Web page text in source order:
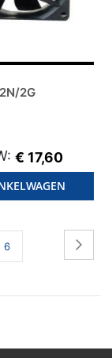
2G
€ 17,60
Pagina
6